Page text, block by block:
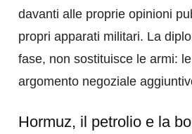
davanti alle proprie opinioni
propri apparati militari. La
fase, non sostituisce le armi:
argomento negoziale
Hormuz, il petrolio e la